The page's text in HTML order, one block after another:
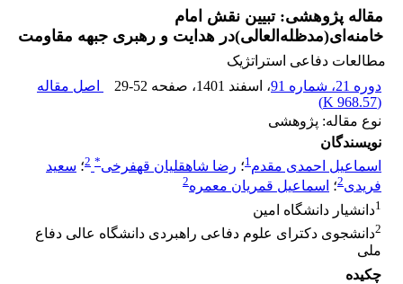
مقاله پژوهشی: تبیین نقش امام
خامنه‌ای(مد‌ظله‌العالی)در هدایت و رهبری جبهه مقاومت
مطالعات دفاعی استراتژیک
دوره 21، شماره 91
، اسفند 1401 ، صفحه 29-52
اصل مقاله
(
968.57 K
)
نوع مقاله: پژوهشی
نویسندگان
اسماعیل احمدی مقدم 1؛ رضا شاهقلیان قهفرخی*
2؛ سعید
فریدی2؛ اسماعیل قمریان معمره2
1دانشیار دانشگاه امین
2دانشجوی دکترای علوم دفاعی راهبردی دانشگاه عالی دفاع
ملی
چکیده